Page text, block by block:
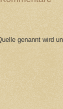
genannt wird